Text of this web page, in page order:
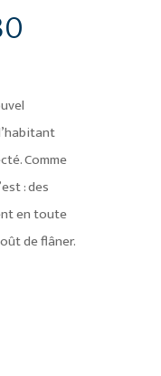
Comme
: des
en toute
de flâner.